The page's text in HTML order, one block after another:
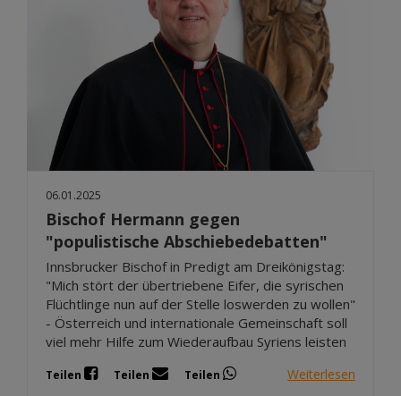
06.01.2025
Bischof Hermann gegen
"populistische Abschiebedebatten"
Innsbrucker Bischof in Predigt am Dreikönigstag:
"Mich stört der übertriebene Eifer, die syrischen
Flüchtlinge nun auf der Stelle loswerden zu wollen"
- Österreich und internationale Gemeinschaft soll
viel mehr Hilfe zum Wiederaufbau Syriens leisten
Teilen Teilen Teilen Weiterlesen